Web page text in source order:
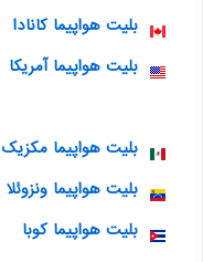
بلیت هواپیما کانادا
بلیت هواپیما آمریکا
بلیت هواپیما مکزیک
بلیت هواپیما ونزوئلا
بلیت هواپیما کوبا